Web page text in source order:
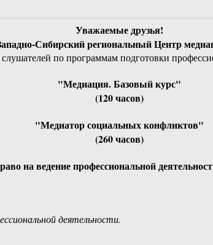
Уважаемые друзья!
Сибирский региональный Центр
слушателей по программам подготовки
"Медиация. Базовый курс"
(120 часов)
"Медиатор социальных конфликтов"
(260 часов)
на ведение профессиональной
деятельности.